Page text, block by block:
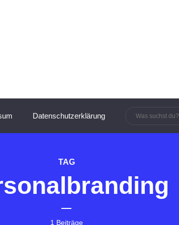
Datenschutzerklärung
TAG
1 Beiträge